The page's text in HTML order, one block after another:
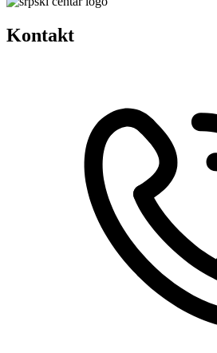
Kontakt